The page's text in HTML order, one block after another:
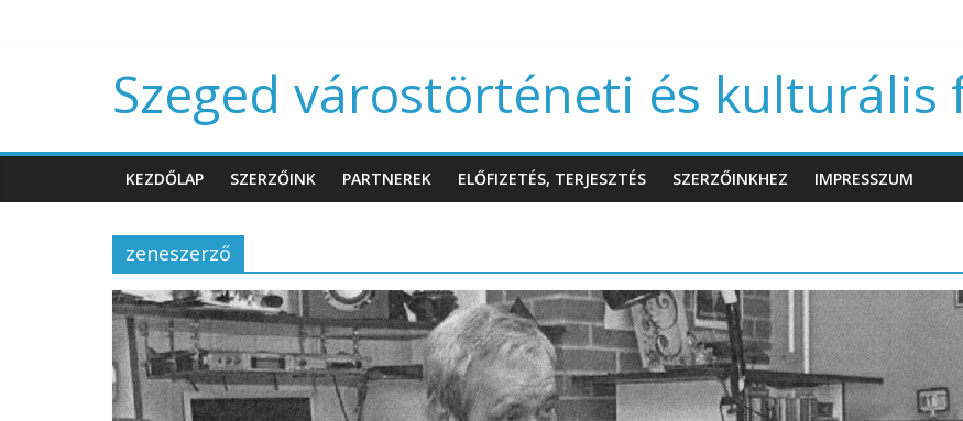
Szeged várostörténeti és kulturális
KEZDŐLAP SZERZŐINK PARTNEREK ELŐFIZETÉS, TERJESZTÉS SZERZŐINKHEZ IMPRESSZUM
zeneszerző